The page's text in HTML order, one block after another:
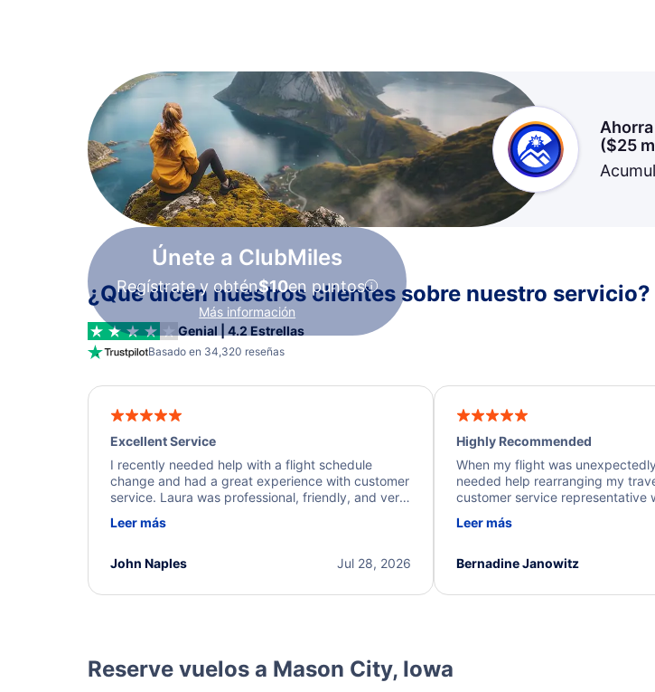
Únete a ClubMiles
Regístrate y obtén$10en puntos
Más información
($25
¿Qué dicen nuestros clientes sobre nuestro servicio?
Genial | 4.2 Estrellas
Basado en 34,320 reseñas
Excellent Service
I recently needed help with a flight schedule
change and had a great experience with customer
service. Laura was professional, friendly, and very
a solution and kept me informed of the next steps.
Leer más
Jul 28, 2026
John Naples
Highly Recommended
When my flight was
needed help rearranging my
customer service representative
process. They quickly found
I truly appreciate the excellent
Leer más
Bernadine Janowitz
Reserve vuelos a Mason City, Iowa